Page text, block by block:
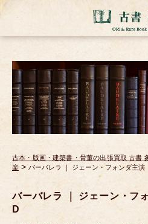
古本・版画・建築書・骨董の出張買取 古書
楽 > バーバレラ ｜ ジェーン・フォンダ主演
バーバレラ ｜ ジェーン・フ
D